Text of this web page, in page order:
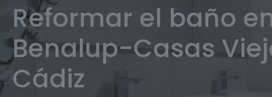
Reformar el baño
Benalup-Casas
Cádiz